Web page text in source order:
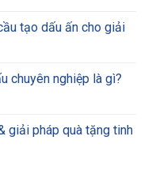
tạo dấu ấn cho giải
chuyên nghiệp là gì?
giải pháp quà tặng tinh